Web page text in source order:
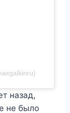
назад,
не было